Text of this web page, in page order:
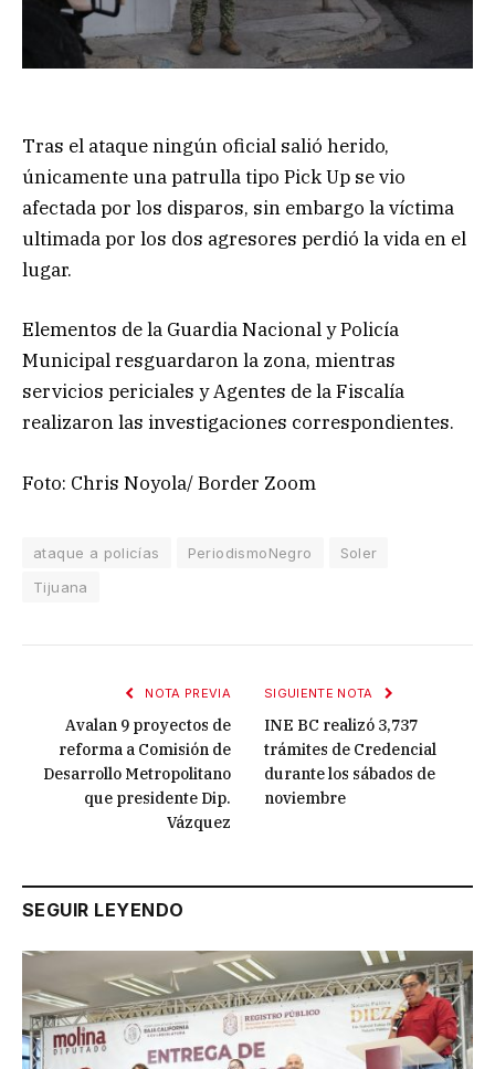
Tras el ataque ningún oficial salió herido,
únicamente una patrulla tipo Pick Up se vio
afectada por los disparos, sin embargo la víctima
ultimada por los dos agresores perdió la vida en el
lugar.
Elementos de la Guardia Nacional y Policía
Municipal resguardaron la zona, mientras
servicios periciales y Agentes de la Fiscalía
realizaron las investigaciones correspondientes.
Foto: Chris Noyola/ Border Zoom
ataque a policías PeriodismoNegro
Soler
Tijuana
NOTA PREVIA
Avalan 9 proyectos de
reforma a Comisión de
Desarrollo Metropolitano
que presidente Dip.
Vázquez
SIGUIENTE NOTA
INE BC realizó 3,737
trámites de Credencial
durante los sábados de
noviembre
SEGUIR LEYENDO